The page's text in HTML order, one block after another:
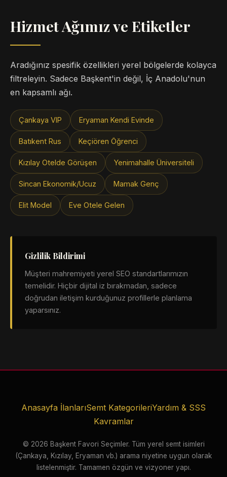
Hizmet Ağımız ve Etiketler
Aradığınız spesifik özellikleri yerel bölgelerde kolayca
filtreleyin. Sadece Başkent'in değil, İç Anadolu'nun
en kapsamlı ağı.
Çankaya VIP Eryaman Kendi Evinde
Batıkent Rus Keçiören Öğrenci
Kızılay Otelde Görüşen Yenimahalle Üniversiteli
Sincan Ekonomik/Ucuz Mamak Genç
Elit Model Eve Otele Gelen
Gizlilik Bildirimi
Müşteri mahremiyeti yerel SEO standartlarımızın
temelidir. Hiçbir dijital iz bırakmadan, sadece
doğrudan iletişim kurduğunuz profillerle planlama
yaparsınız.
Anasayfa İlanlarıSemt KategorileriYardım & SSS
Kavramlar
© 2026 Başkent Favori Seçimler. Tüm yerel semt isimleri
(Çankaya, Kızılay, Eryaman vb.) arama niyetine uygun olarak
listelenmiştir. Tamamen özgün ve vizyoner yapı.